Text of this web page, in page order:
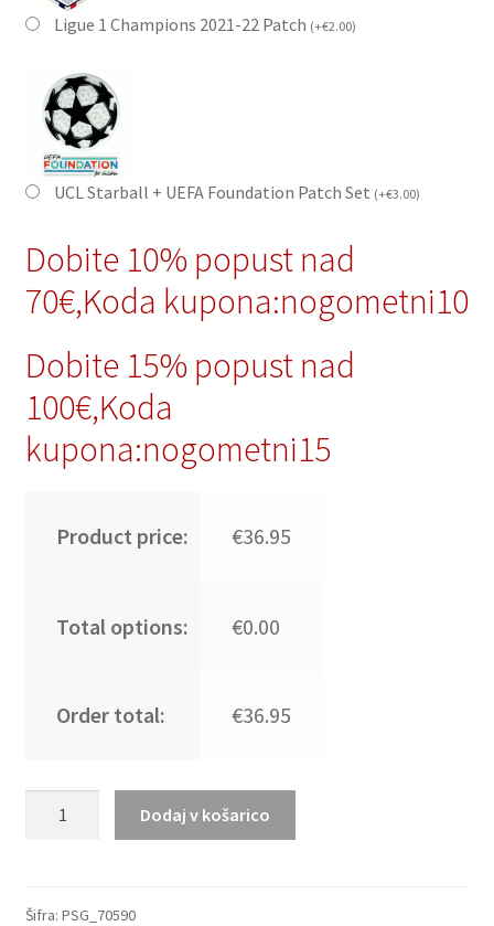
Ligue 1 Champions 2021-22 Patch (+€2.00)
UCL Starball + UEFA Foundation Patch Set (+€3.00)
Dobite 10% popust nad
70€,Koda kupona:nogometni10
Dobite 15% popust nad
100€,Koda
kupona:nogometni15
Product price: €36.95
Total options: €0.00
Order total: €36.95
Saint-
Dodaj v košarico
Šifra: PSG_70590